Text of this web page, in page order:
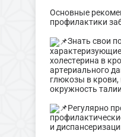
Основные
профилактики
Знать свои
холестерина в
артериального
глюкозы в крови,
окружность
Регулярно
и